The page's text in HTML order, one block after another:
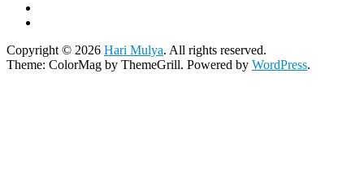
Copyright © 2026 Hari Mulya. All rights reserved.
Theme: ColorMag by ThemeGrill. Powered by WordPress.